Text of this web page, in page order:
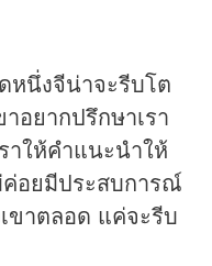
หนึ่งจีน่าจะรีบโต
าอยากปรึกษาเรา
าให้คำแนะนำให้
ค่อยมีประสบการณ์
ขาตลอด แค่จะรีบ